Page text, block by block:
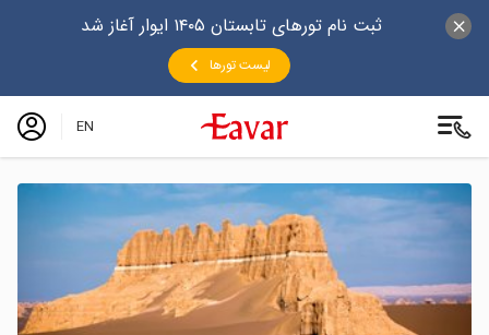
ثبت نام تورهای تابستان ۱۴۰۵ ایوار آغاز شد
لیست تورها
EN